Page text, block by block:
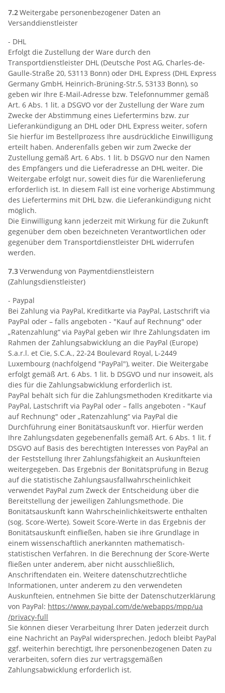
7.2Weitergabe personenbezogener Daten an
Versanddienstleister
- DHL
Erfolgt die Zustellung der Ware durch den
Transportdienstleister DHL (Deutsche Post AG, Charles-de-
Gaulle-Straße 20, 53113 Bonn) oder DHL Express (DHL Express
Germany GmbH, Heinrich-Brüning-Str.5, 53133 Bonn), so
geben wir Ihre E-Mail-Adresse bzw. Telefonnummer gemäß
Art. 6 Abs. 1 lit. a DSGVO vor der Zustellung der Ware zum
Zwecke der Abstimmung eines Liefertermins bzw. zur
Lieferankündigung an DHL oder DHL Express weiter, sofern
Sie hierfür im Bestellprozess Ihre ausdrückliche Einwilligung
erteilt haben. Anderenfalls geben wir zum Zwecke der
Zustellung gemäß Art. 6 Abs. 1 lit. b DSGVO nur den Namen
des Empfängers und die Lieferadresse an DHL weiter. Die
Weitergabe erfolgt nur, soweit dies für die Warenlieferung
erforderlich ist. In diesem Fall ist eine vorherige Abstimmung
des Liefertermins mit DHL bzw. die Lieferankündigung nicht
möglich.
Die Einwilligung kann jederzeit mit Wirkung für die Zukunft
gegenüber dem oben bezeichneten Verantwortlichen oder
gegenüber dem Transportdienstleister DHL widerrufen
werden.
7.3Verwendung von Paymentdienstleistern
(Zahlungsdienstleister)
- Paypal
Bei Zahlung via PayPal, Kreditkarte via PayPal, Lastschrift via
PayPal oder – falls angeboten - "Kauf auf Rechnung" oder
„Ratenzahlung“ via PayPal geben wir Ihre Zahlungsdaten im
Rahmen der Zahlungsabwicklung an die PayPal (Europe)
S.a.r.l. et Cie, S.C.A., 22-24 Boulevard Royal, L-2449
Luxembourg (nachfolgend "PayPal"), weiter. Die Weitergabe
erfolgt gemäß Art. 6 Abs. 1 lit. b DSGVO und nur insoweit, als
dies für die Zahlungsabwicklung erforderlich ist.
PayPal behält sich für die Zahlungsmethoden Kreditkarte via
PayPal, Lastschrift via PayPal oder – falls angeboten - "Kauf
auf Rechnung" oder „Ratenzahlung“ via PayPal die
Durchführung einer Bonitätsauskunft vor. Hierfür werden
Ihre Zahlungsdaten gegebenenfalls gemäß Art. 6 Abs. 1 lit. f
DSGVO auf Basis des berechtigten Interesses von PayPal an
der Feststellung Ihrer Zahlungsfähigkeit an Auskunfteien
weitergegeben. Das Ergebnis der Bonitätsprüfung in Bezug
auf die statistische Zahlungsausfallwahrscheinlichkeit
verwendet PayPal zum Zweck der Entscheidung über die
Bereitstellung der jeweiligen Zahlungsmethode. Die
Bonitätsauskunft kann Wahrscheinlichkeitswerte enthalten
(sog. Score-Werte). Soweit Score-Werte in das Ergebnis der
Bonitätsauskunft einfließen, haben sie ihre Grundlage in
einem wissenschaftlich anerkannten mathematisch-
statistischen Verfahren. In die Berechnung der Score-Werte
fließen unter anderem, aber nicht ausschließlich,
Anschriftendaten ein. Weitere datenschutzrechtliche
Informationen, unter anderem zu den verwendeten
Auskunfteien, entnehmen Sie bitte der Datenschutzerklärung
von PayPal: https://www.paypal.com/de/webapps/mpp/ua
/privacy-full
Sie können dieser Verarbeitung Ihrer Daten jederzeit durch
eine Nachricht an PayPal widersprechen. Jedoch bleibt PayPal
ggf. weiterhin berechtigt, Ihre personenbezogenen Daten zu
verarbeiten, sofern dies zur vertragsgemäßen
Zahlungsabwicklung erforderlich ist.